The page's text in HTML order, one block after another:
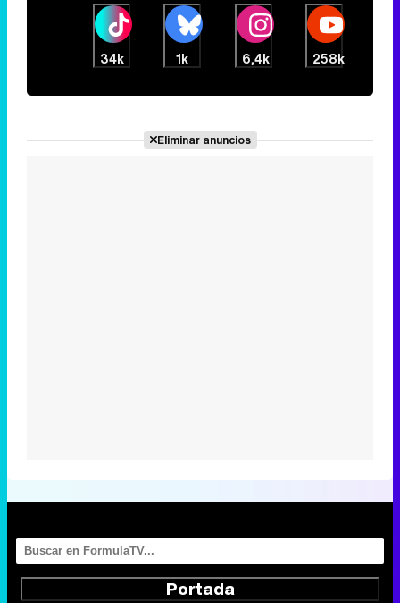
34k 1k 6,4k 258k
Eliminar anuncios
Portada